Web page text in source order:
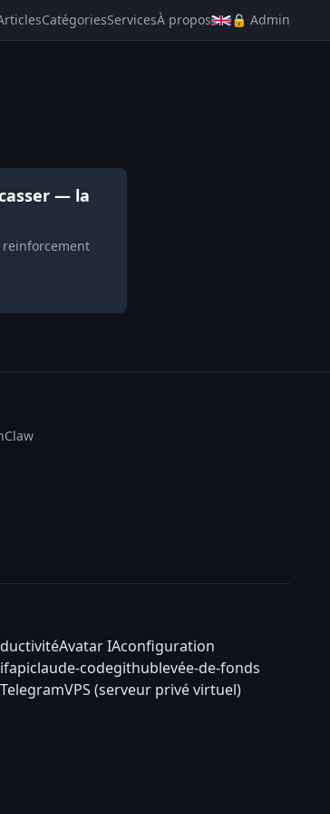
CatégoriesServicesÀ propos 🔒 Admin
— la
reinforcement
Avatar IAconfiguration
apiclaude-codegithublevée-de-fonds
TelegramVPS (serveur privé virtuel)